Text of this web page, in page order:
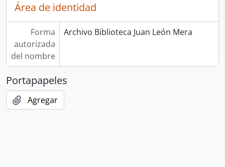
Área de identidad
Forma
autorizada
del nombre
Archivo Biblioteca Juan León Mera
Portapapeles
Agregar